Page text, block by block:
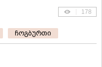
178
ჩოგბურთი